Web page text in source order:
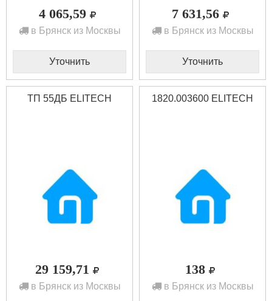
4 065,59
в Брянск из Москвы
Уточнить
7 631,56
в Брянск из Москвы
Уточнить
ТП 55ДБ ELITECH
29 159,71
в Брянск из Москвы
1820.003600 ELITECH
138
в Брянск из Москвы